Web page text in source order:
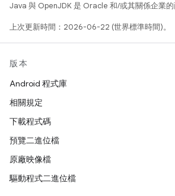
Java 與 OpenJDK 是 Oracle 和/或其關係企業的
上次更新時間：2026-06-22 (世界標準時間)。
版本
Android 程式庫
相關規定
下載程式碼
預覽二進位檔
原廠映像檔
驅動程式二進位檔